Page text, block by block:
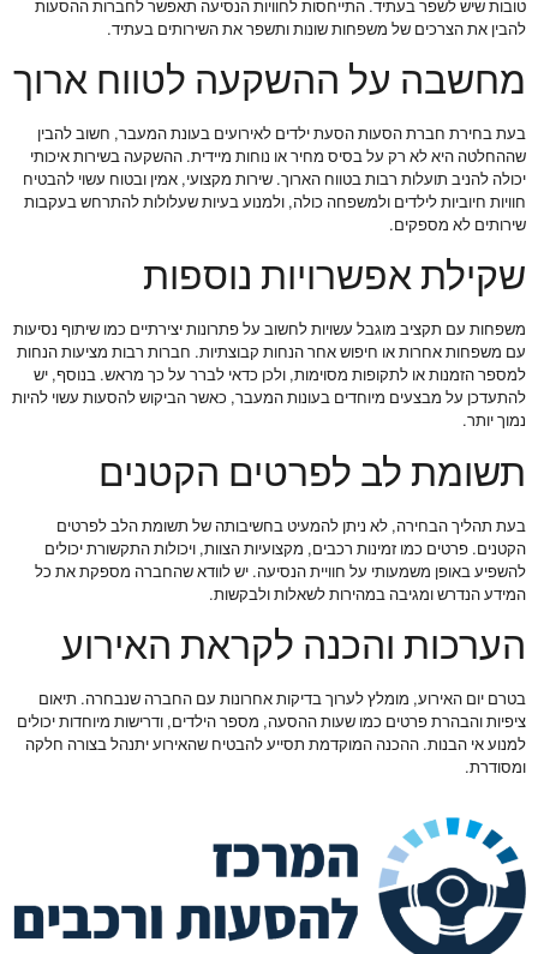
טובות שיש לשפר בעתיד. התייחסות לחוויות הנסיעה תאפשר לחברות ההסעות
להבין את הצרכים של משפחות שונות ותשפר את השירותים בעתיד.
מחשבה על ההשקעה לטווח ארוך
בעת בחירת חברת הסעות הסעת ילדים לאירועים בעונת המעבר, חשוב להבין
שההחלטה היא לא רק על בסיס מחיר או נוחות מיידית. ההשקעה בשירות איכותי
יכולה להניב תועלות רבות בטווח הארוך. שירות מקצועי, אמין ובטוח עשוי להבטיח
חוויות חיוביות לילדים ולמשפחה כולה, ולמנוע בעיות שעלולות להתרחש בעקבות
שירותים לא מספקים.
שקילת אפשרויות נוספות
משפחות עם תקציב מוגבל עשויות לחשוב על פתרונות יצירתיים כמו שיתוף נסיעות
עם משפחות אחרות או חיפוש אחר הנחות קבוצתיות. חברות רבות מציעות הנחות
למספר הזמנות או לתקופות מסוימות, ולכן כדאי לברר על כך מראש. בנוסף, יש
להתעדכן על מבצעים מיוחדים בעונות המעבר, כאשר הביקוש להסעות עשוי להיות
נמוך יותר.
תשומת לב לפרטים הקטנים
בעת תהליך הבחירה, לא ניתן להמעיט בחשיבותה של תשומת הלב לפרטים
הקטנים. פרטים כמו זמינות רכבים, מקצועיות הצוות, ויכולות התקשורת יכולים
להשפיע באופן משמעותי על חוויית הנסיעה. יש לוודא שהחברה מספקת את כל
המידע הנדרש ומגיבה במהירות לשאלות ולבקשות.
הערכות והכנה לקראת האירוע
בטרם יום האירוע, מומלץ לערוך בדיקות אחרונות עם החברה שנבחרה. תיאום
ציפיות והבהרת פרטים כמו שעות ההסעה, מספר הילדים, ודרישות מיוחדות יכולים
למנוע אי הבנות. ההכנה המוקדמת תסייע להבטיח שהאירוע יתנהל בצורה חלקה
ומסודרת.